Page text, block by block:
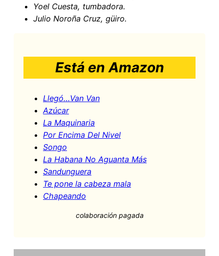
Yoel Cuesta, tumbadora.
Julio Noroña Cruz, güiro.
Está en Amazon
Llegó…Van Van
Azúcar
La Maquinaria
Por Encima Del Nivel
Songo
La Habana No Aguanta Más
Sandunguera
Te pone la cabeza mala
Chapeando
colaboración pagada